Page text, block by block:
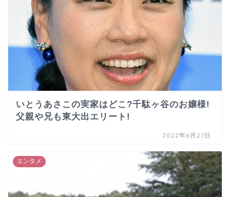
いとうあさこの実家はどこ?千駄ヶ谷のお嬢様!
父親や兄も東大出エリート!
2022年6月27日
エンタメ